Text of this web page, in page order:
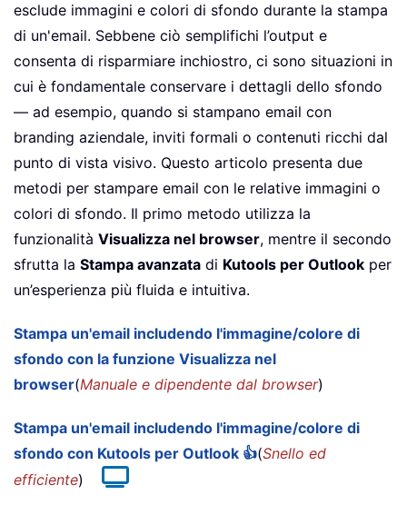
esclude immagini e colori di sfondo durante la stampa
di un'email. Sebbene ciò semplifichi l’output e
consenta di risparmiare inchiostro, ci sono situazioni in
cui è fondamentale conservare i dettagli dello sfondo
— ad esempio, quando si stampano email con
branding aziendale, inviti formali o contenuti ricchi dal
punto di vista visivo. Questo articolo presenta due
metodi per stampare email con le relative immagini o
colori di sfondo. Il primo metodo utilizza la
funzionalità Visualizza nel browser, mentre il secondo
sfrutta la Stampa avanzata di Kutools per Outlook per
un’esperienza più fluida e intuitiva.
Stampa un'email includendo l'immagine/colore di
sfondo con la funzione Visualizza nel
browser(Manuale e dipendente dal browser)
Stampa un'email includendo l'immagine/colore di
sfondo con Kutools per Outlook 👍(Snello ed
efficiente)